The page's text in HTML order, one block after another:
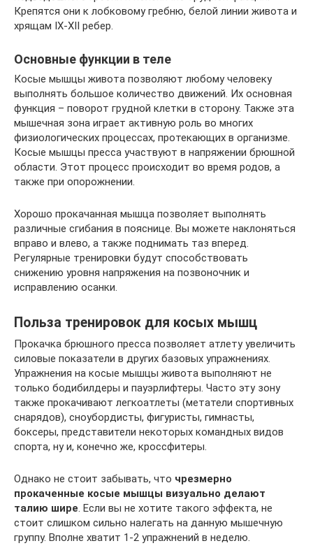
Крепятся они к лобковому гребню, белой линии живота и
хрящам IX-XII ребер.
Основные функции в теле
Косые мышцы живота позволяют любому человеку
выполнять большое количество движений. Их основная
функция – поворот грудной клетки в сторону. Также эта
мышечная зона играет активную роль во многих
физиологических процессах, протекающих в организме.
Косые мышцы пресса участвуют в напряжении брюшной
области. Этот процесс происходит во время родов, а
также при опорожнении.
Хорошо прокачанная мышца позволяет выполнять
различные сгибания в пояснице. Вы можете наклоняться
вправо и влево, а также поднимать таз вперед.
Регулярные тренировки будут способствовать
снижению уровня напряжения на позвоночник и
исправлению осанки.
Польза тренировок для косых мышц
Прокачка брюшного пресса позволяет атлету увеличить
силовые показатели в других базовых упражнениях.
Упражнения на косые мышцы живота выполняют не
только бодибилдеры и пауэрлифтеры. Часто эту зону
также прокачивают легкоатлеты (метатели спортивных
снарядов), сноубордисты, фигуристы, гимнасты,
боксеры, представители некоторых командных видов
спорта, ну и, конечно же, кроссфитеры.
Однако не стоит забывать, что чрезмерно
прокаченные косые мышцы визуально делают
талию шире. Если вы не хотите такого эффекта, не
стоит слишком сильно налегать на данную мышечную
группу. Вполне хватит 1-2 упражнений в неделю.